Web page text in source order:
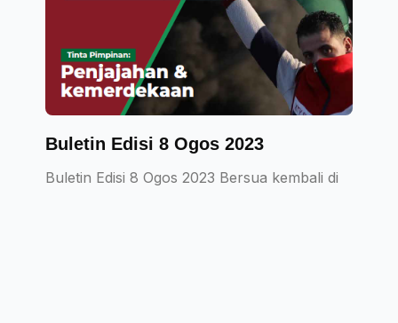
Buletin Edisi 8 Ogos 2023
Buletin Edisi 8 Ogos 2023 Bersua kembali di